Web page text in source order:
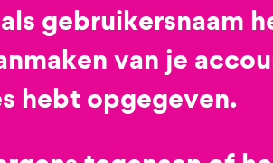
gebruikersnaam
van je
hebt opgegeven.